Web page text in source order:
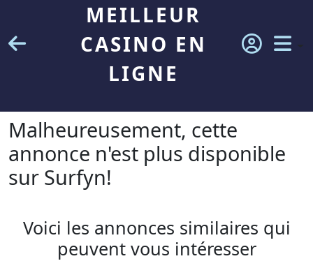
MEILLEUR
CASINO EN
LIGNE
Malheureusement, cette
annonce n'est plus disponible
sur Surfyn!
Voici les annonces similaires qui
peuvent vous intéresser